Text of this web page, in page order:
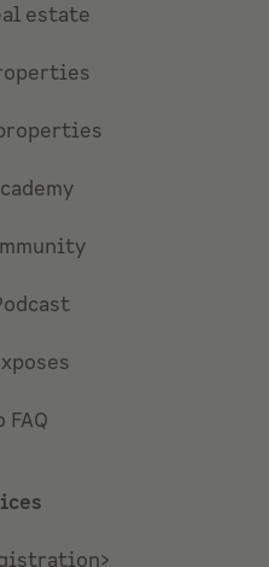
estate
FAQ